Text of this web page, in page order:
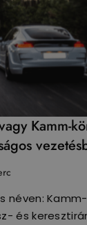
Kamm-
néven:
és